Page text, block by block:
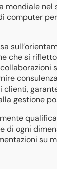
mondiale
computer
che si
clienti,
gestione
di ogni
su